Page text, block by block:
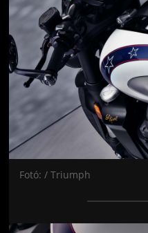
Fotó: / Triumph